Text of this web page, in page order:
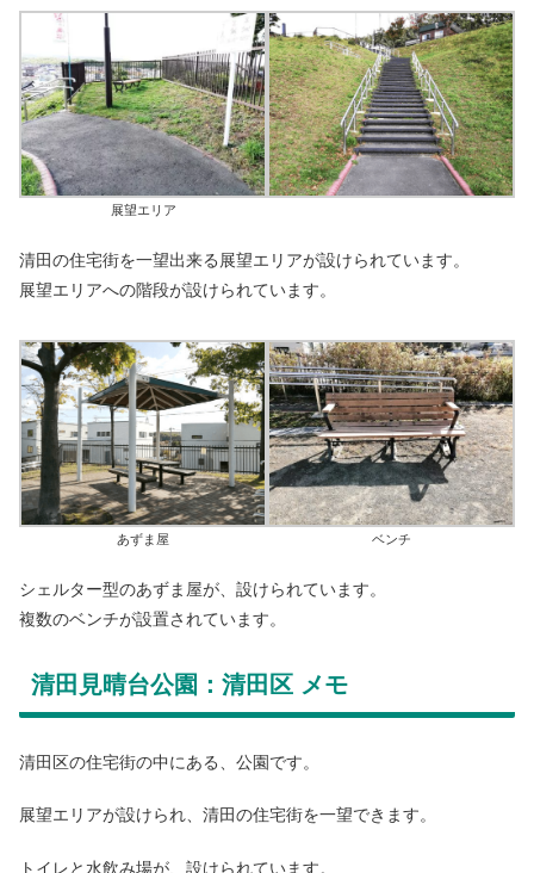
展望エリア
清田の住宅街を一望出来る展望エリアが設けられています。
展望エリアへの階段が設けられています。
あずま屋 ベンチ
シェルター型のあずま屋が、設けられています。
複数のベンチが設置されています。
清田見晴台公園：清田区 メモ
清田区の住宅街の中にある、公園です。
展望エリアが設けられ、清田の住宅街を一望できます。
トイレと水飲み場が、設けられています。